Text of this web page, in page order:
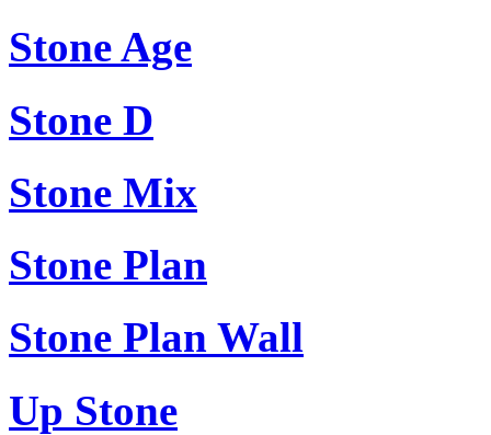
Stone Age
Stone D
Stone Mix
Stone Plan
Stone Plan Wall
Up Stone